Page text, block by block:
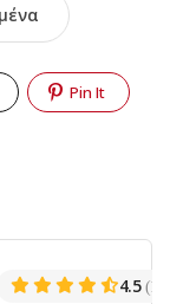
Pin It
4.5